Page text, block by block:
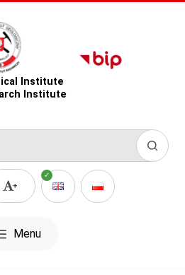
Institute
Institute
Menu